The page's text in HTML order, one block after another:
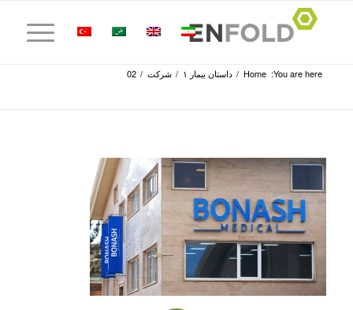
You are here:
Home
/ داستان بیمار ۱ / شرکت /
02